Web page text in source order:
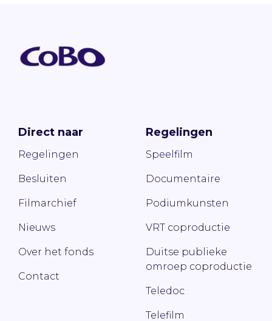
Direct naar
Regelingen
Besluiten
Filmarchief
Nieuws
Over het fonds
Contact
Regelingen
Speelfilm
Documentaire
Podiumkunsten
VRT coproductie
Duitse publieke
omroep coproductie
Teledoc
Telefilm